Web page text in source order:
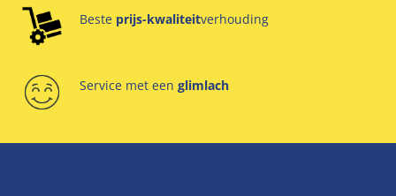
Beste prijs-kwaliteitverhouding
Service met een glimlach